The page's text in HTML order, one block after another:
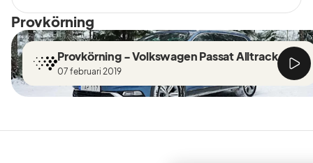
Provkörning
Provkörning - Volkswagen Passat Alltrack
07 februari 2019